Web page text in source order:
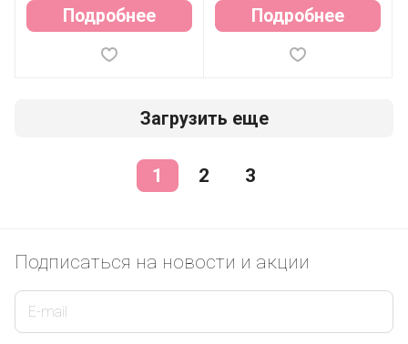
Подробнее Подробнее
Загрузить еще
1 2 3
Подписаться на новости и акции